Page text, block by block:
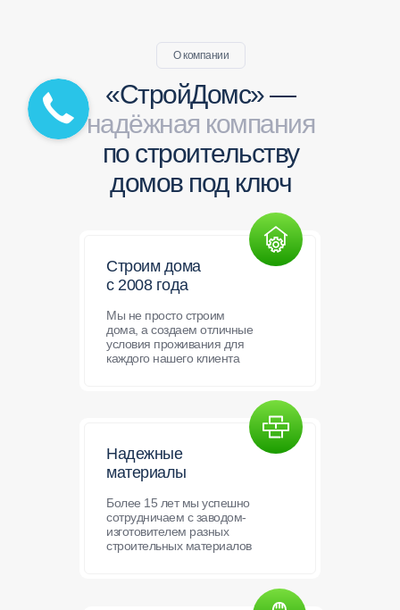
Мы не просто строим
дома, а создаем отличные
условия проживания для
каждого нашего клиента
Строим дома
с 2008 года
«СтройДомс» —
надёжная компания
по строительству
домов под ключ
О компании
Более 15 лет мы успешно
сотрудничаем с заводом-
изготовителем разных
строительных материалов
Надежные
материалы